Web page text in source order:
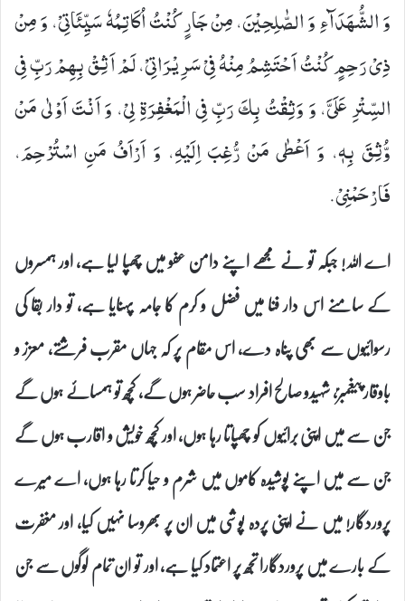
وَ الشُّهَدَآءِ وَ الصّٰلِحِیْنَ، مِنْ جَارٍ كُنْتُ اُكَاتِمُهٗ سَیِّئَاتِیْ، وَ مِنْ
ذِیْ رَحِمٍ كُنْتُ اَحْتَشِمُ مِنْهُ فِیْ سَرِیْرَاتِیْ، لَمْ اَثِقْ بِهِمْ رَبِّ فِی
السِّتْرِ عَلَیَّ، وَ وَثِقْتُ بِكَ رَبِّ فِی الْمَغْفِرَةِ لِیْ، وَ اَنْتَ اَوْلٰى مَنْ
وُّثِقَ بِهٖ، وَ اَعْطٰى مَنْ رُّغِبَ اِلَیْهِ، وَ اَرْاَفُ مَنِ اسْتُرْحِمَ،
فَارْحَمْنِیْ.
اے اللہ! جبکہ تو نے مجھے اپنے دامن عفو میں چھپا لیا ہے، اور ہمسروں
کے سامنے اس دار فنا میں فضل و کرم کا جامہ پہنایا ہے، تو دار بقا کی
رسوائیوں سے بھی پناہ دے، اس مقام پر کہ جہاں مقرب فرشتے، معزز و
باوقار پیغمبرؑ، شہیدو صالح افراد سب حاضر ہوں گے، کچھ تو ہمسائے ہوں گے
جن سے میں اپنی برائیوں کو چھپاتا رہا ہوں، اور کچھ خویش و اقارب ہوں گے
جن سے میں اپنے پوشیدہ کاموں میں شرم و حیا کرتا رہا ہوں، اے میرے
پروردگار! میں نے اپنی پردہ پوشی میں ان پر بھروسا نہیں کیا، اور مغفرت
کے بارے میں پروردگارا تجھ پر اعتماد کیا ہے، اور تو ان تمام لوگوں سے جن